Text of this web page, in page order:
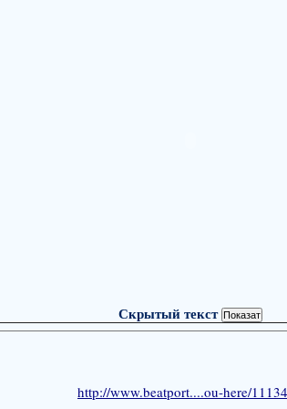
Скрытый текст
http://www.beatport....ou-here/